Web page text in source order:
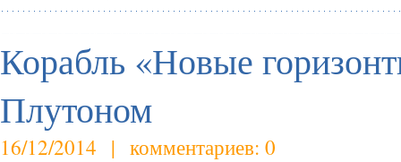
Корабль «Новые
Плутоном
16/12/2014 | комментариев: 0